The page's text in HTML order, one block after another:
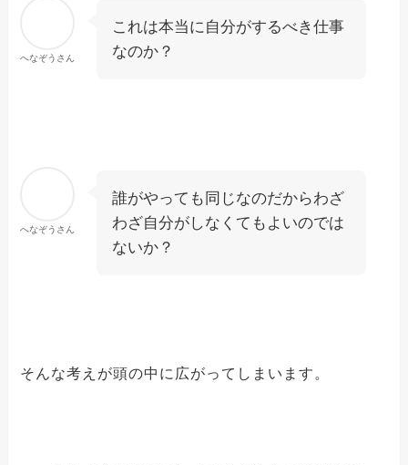
へなぞうさん
これは本当に自分がするべき仕事
なのか？
へなぞうさん
誰がやっても同じなのだからわざ
わざ自分がしなくてもよいのでは
ないか？
そんな考えが頭の中に広がってしまいます。